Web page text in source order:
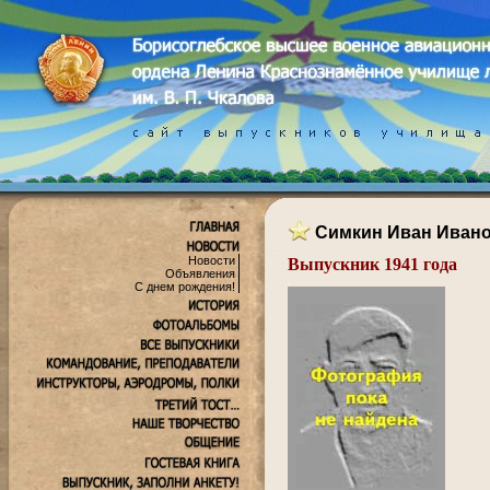
Новости
Объявления
С днем рождения!
Симкин Иван
Выпускник 1941 года